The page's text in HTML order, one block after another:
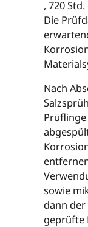
, 720
Die
Nach
sowie
dann
geprüfte